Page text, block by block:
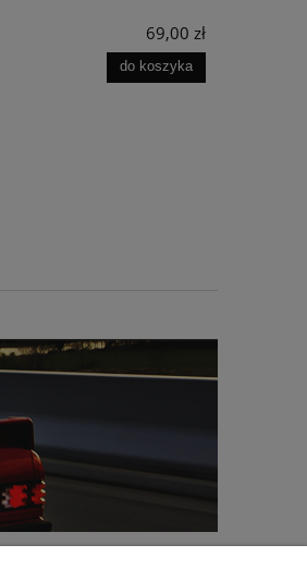
69,00 zł
do koszyka